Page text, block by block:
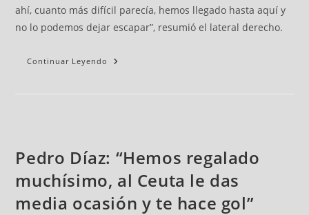
ahí, cuanto más difícil parecía, hemos llegado hasta aquí y
no lo podemos dejar escapar”, resumió el lateral derecho.
Continuar Leyendo
Pedro Díaz: “Hemos regalado
muchísimo, al Ceuta le das
media ocasión y te hace gol”